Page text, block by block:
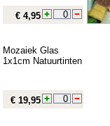
€ 4,95
Mozaiek Glas
1x1cm Natuurtinten
€ 19,95